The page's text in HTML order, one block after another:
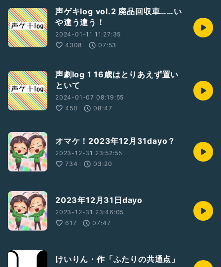
声ゲキlog vol.2 廃品回収車……い
や違う違う！
2024-01-11 11:27:35
4308
07:53
声劇log 1 16歳はとりあえず置い
といて
2024-01-07 08:19:55
450
08:47
オマケ！2023年12月31dayo？
2023-12-31 23:52:55
734
03:20
2023年12月31日dayo
2023-12-31 23:46:05
617
07:47
けいりん・作「ふたりの共通点」